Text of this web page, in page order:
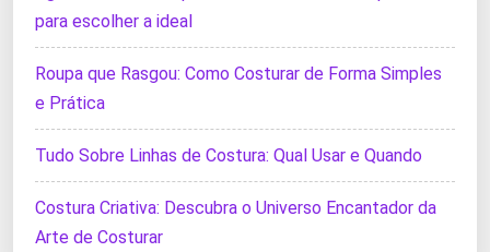
para escolher a ideal
Roupa que Rasgou: Como Costurar de Forma Simples
e Prática
Tudo Sobre Linhas de Costura: Qual Usar e Quando
Costura Criativa: Descubra o Universo Encantador da
Arte de Costurar